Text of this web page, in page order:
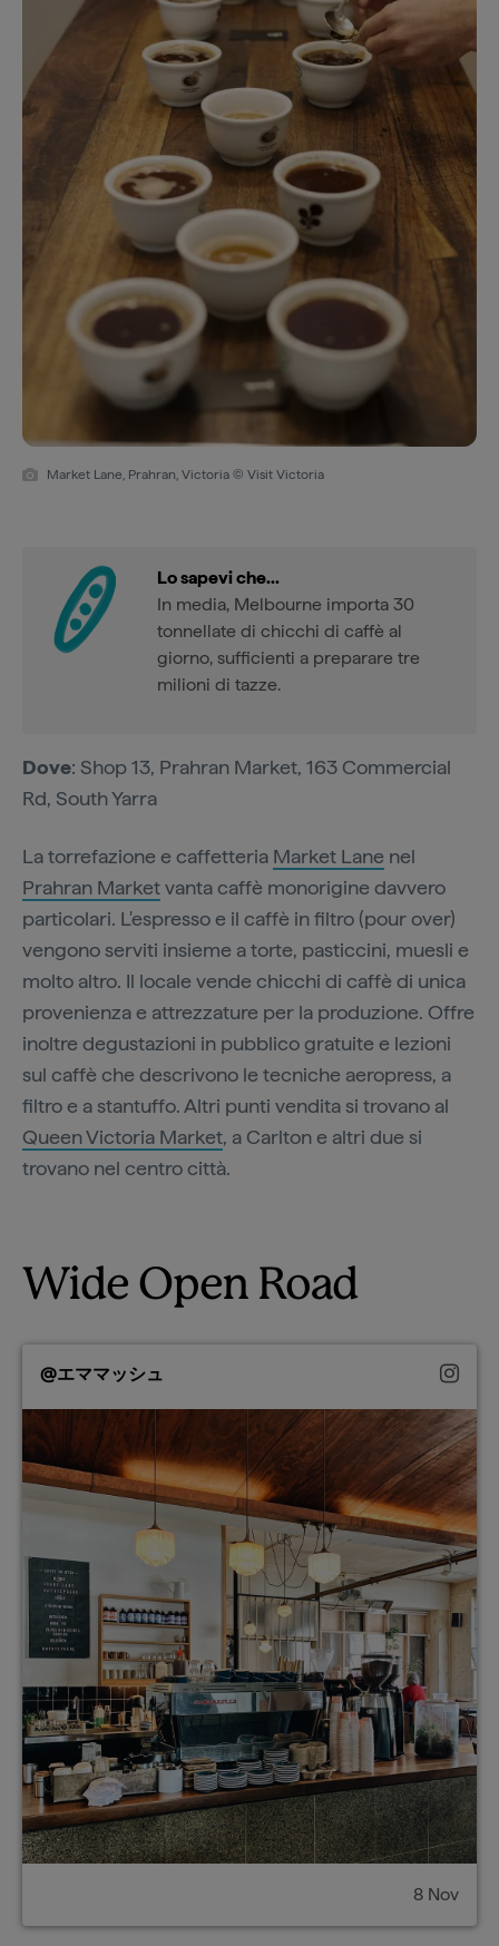
Market Lane, Prahran, Victoria © Visit Victoria
Lo sapevi che...
In media, Melbourne importa 30
tonnellate di chicchi di caffè al
giorno, sufficienti a preparare tre
milioni di tazze.
Dove: Shop 13, Prahran Market, 163 Commercial
Rd, South Yarra
La torrefazione e caffetteria Market Lane nel
Prahran Marketvanta caffè monorigine davvero
particolari. L'espresso e il caffè in filtro (pour over)
vengono serviti insieme a torte, pasticcini, muesli e
molto altro. Il locale vende chicchi di caffè di unica
provenienza e attrezzature per la produzione. Offre
inoltre degustazioni in pubblico gratuite e lezioni
sul caffè che descrivono le tecniche aeropress, a
filtro e a stantuffo. Altri punti vendita si trovano al
Queen Victoria Market, a Carlton e altri due si
trovano nel centro città.
Wide Open Road
@エママッシュ
8 Nov